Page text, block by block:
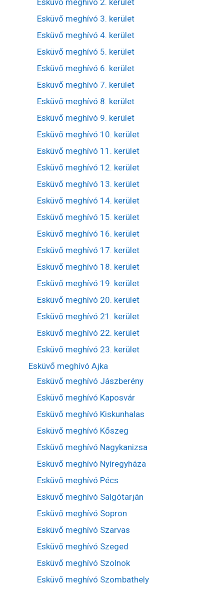
Esküvő meghívó 3. kerület
Esküvő meghívó 4. kerület
Esküvő meghívó 5. kerület
Esküvő meghívó 6. kerület
Esküvő meghívó 7. kerület
Esküvő meghívó 8. kerület
Esküvő meghívó 9. kerület
Esküvő meghívó 10. kerület
Esküvő meghívó 11. kerület
Esküvő meghívó 12. kerület
Esküvő meghívó 13. kerület
Esküvő meghívó 14. kerület
Esküvő meghívó 15. kerület
Esküvő meghívó 16. kerület
Esküvő meghívó 17. kerület
Esküvő meghívó 18. kerület
Esküvő meghívó 19. kerület
Esküvő meghívó 20. kerület
Esküvő meghívó 21. kerület
Esküvő meghívó 22. kerület
Esküvő meghívó 23. kerület
Esküvő meghívó Ajka
Esküvő meghívó Jászberény
Esküvő meghívó Kaposvár
Esküvő meghívó Kiskunhalas
Esküvő meghívó Kőszeg
Esküvő meghívó Nagykanizsa
Esküvő meghívó Nyíregyháza
Esküvő meghívó Pécs
Esküvő meghívó Salgótarján
Esküvő meghívó Sopron
Esküvő meghívó Szarvas
Esküvő meghívó Szeged
Esküvő meghívó Szolnok
Esküvő meghívó Szombathely